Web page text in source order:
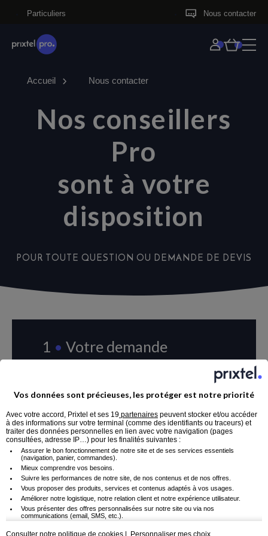
Particuliers Nous contacter
Offres fibre
Accueil Nous contacter
Nos conseillers
Pro
sont à votre
disposition
POUR TOUTE QUESTION OU DEMANDE DE DEVIS
1 • Votre demande
concerne
La fibre
Les forfaits mobiles
La téléphonie fixe
Nom*
Prénom*
Société*
Adresse
Vos données sont précieuses, les protéger est notre priorité
Avec votre accord, Prixtel et ses 19 partenaires peuvent stocker et/ou accéder
à des informations sur votre terminal (comme des identifiants ou traceurs) et
traiter des données personnelles en lien avec votre navigation (pages
consultées, adresse IP…) pour les finalités suivantes :
Assurer le bon fonctionnement de notre site et de ses services essentiels
(navigation, panier, commandes).
Mieux comprendre vos besoins.
Suivre les performances de notre site, de nos contenus et de nos offres.
Vous proposer des produits, services et contenus adaptés à vos usages.
Améliorer notre logistique, notre relation client et notre expérience utilisateur.
Vous présenter des offres personnalisées sur notre site ou via nos
communications (email, SMS, etc.).
mieux personnaliser votre parcours.